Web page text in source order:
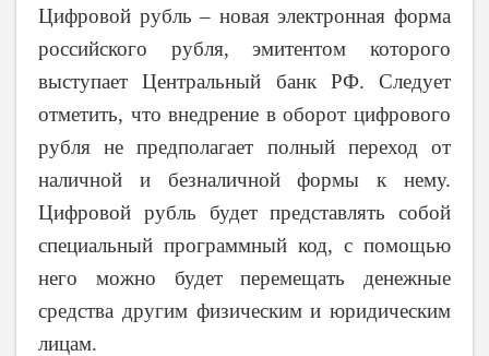
Цифровой рубль – новая электронная форма
российского рубля, эмитентом которого
выступает Центральный банк РФ. Следует
отметить, что внедрение в оборот цифрового
рубля не предполагает полный переход от
наличной и безналичной формы к нему.
Цифровой рубль будет представлять собой
специальный программный код, с помощью
него можно будет перемещать денежные
средства другим физическим и юридическим
лицам.